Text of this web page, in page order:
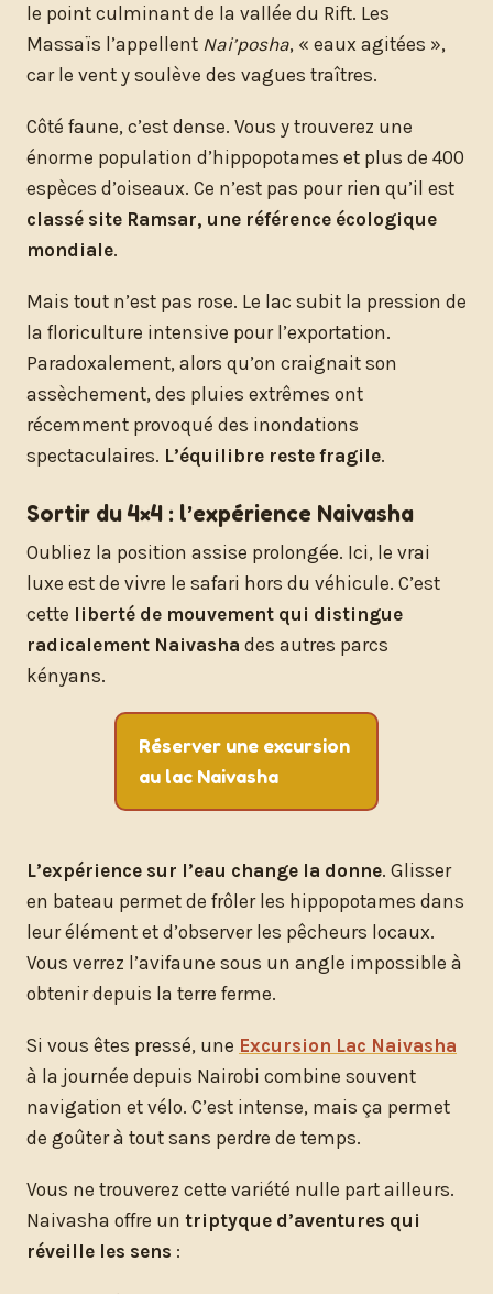
le point culminant de la vallée du Rift. Les
Massaïs l’appellent Nai’posha, « eaux agitées »,
car le vent y soulève des vagues traîtres.
Côté faune, c’est dense. Vous y trouverez une
énorme population d’hippopotames et plus de 400
espèces d’oiseaux. Ce n’est pas pour rien qu’il est
classé site Ramsar, une référence écologique
mondiale.
Mais tout n’est pas rose. Le lac subit la pression de
la floriculture intensive pour l’exportation.
Paradoxalement, alors qu’on craignait son
assèchement, des pluies extrêmes ont
récemment provoqué des inondations
spectaculaires. L’équilibre reste fragile.
Sortir du 4×4 : l’expérience Naivasha
Oubliez la position assise prolongée. Ici, le vrai
luxe est de vivre le safari hors du véhicule. C’est
cette liberté de mouvement qui distingue
radicalement Naivasha des autres parcs
kényans.
Réserver une excursion
au lac Naivasha
L’expérience sur l’eau change la donne. Glisser
en bateau permet de frôler les hippopotames dans
leur élément et d’observer les pêcheurs locaux.
Vous verrez l’avifaune sous un angle impossible à
obtenir depuis la terre ferme.
Si vous êtes pressé, une Excursion Lac Naivasha
à la journée depuis Nairobi combine souvent
navigation et vélo. C’est intense, mais ça permet
de goûter à tout sans perdre de temps.
Vous ne trouverez cette variété nulle part ailleurs.
Naivasha offre un triptyque d’aventures qui
réveille les sens :